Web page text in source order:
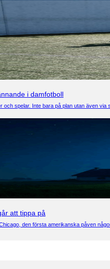
i damfotboll
och spelar. Inte bara på plan utan även
att tippa på
den första amerikanska påven